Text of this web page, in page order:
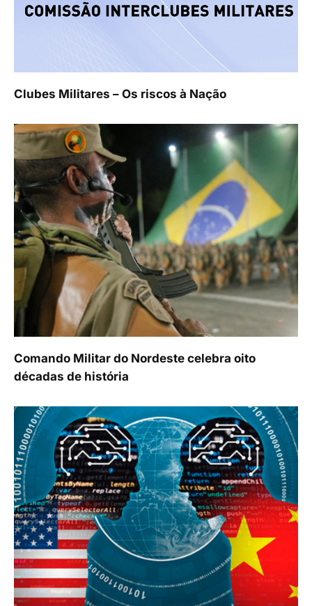
Clubes Militares – Os riscos à Nação
Comando Militar do Nordeste celebra oito
décadas de história